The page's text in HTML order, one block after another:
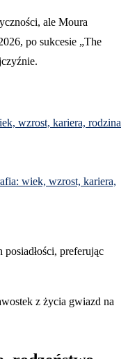
ale Moura
po sukcesie „The
wzrost, kariera, rodzina
wiek, wzrost, kariera,
preferując
z życia gwiazd na